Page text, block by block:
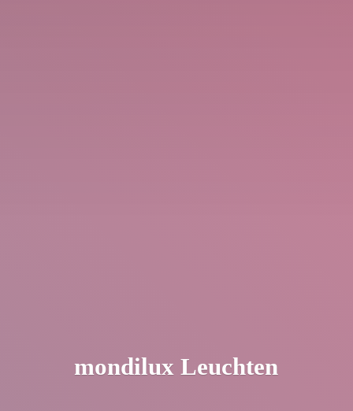
mondilux Leuchten